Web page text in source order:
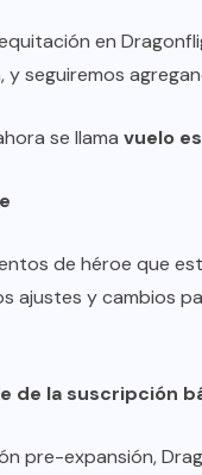
en
y seguiremos
se llama vuelo
de héroe que
ajustes y cambios
de la suscripción
pre-expansión,